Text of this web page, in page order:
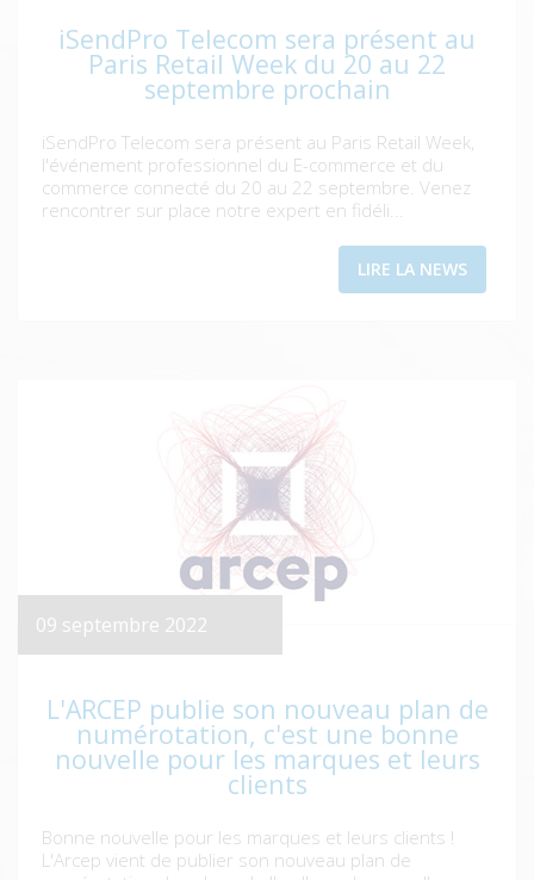
iSendPro Telecom sera présent au
Paris Retail Week du 20 au 22
septembre prochain
iSendPro Telecom sera présent au Paris Retail Week,
l'événement professionnel du E-commerce et du
commerce connecté du 20 au 22 septembre. Venez
rencontrer sur place notre expert en fidéli...
LIRE LA NEWS
09 septembre 2022
L'ARCEP publie son nouveau plan de
numérotation, c'est une bonne
nouvelle pour les marques et leurs
clients
Bonne nouvelle pour les marques et leurs clients !
L'Arcep vient de publier son nouveau plan de